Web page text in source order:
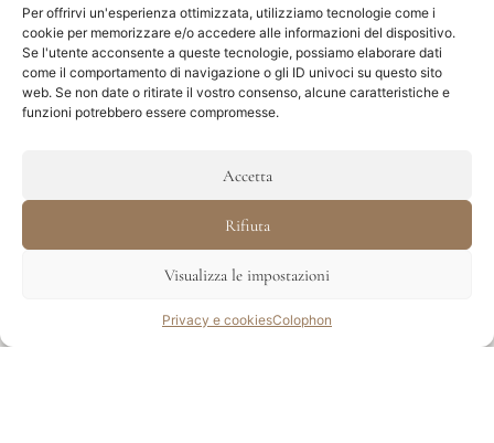
Per offrirvi un'esperienza ottimizzata, utilizziamo tecnologie come i
cookie per memorizzare e/o accedere alle informazioni del dispositivo.
Se l'utente acconsente a queste tecnologie, possiamo elaborare dati
come il comportamento di navigazione o gli ID univoci su questo sito
web. Se non date o ritirate il vostro consenso, alcune caratteristiche e
funzioni potrebbero essere compromesse.
Accetta
Rifiuta
Visualizza le impostazioni
Privacy e cookiesColophon